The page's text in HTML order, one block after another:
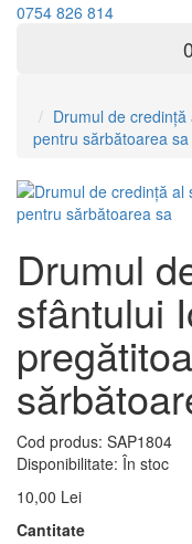
0754 826 814
0
Drumul de
pentru sărbătoarea sa
Drumul
sfântului
Cod produs: SAP1804
Disponibilitate: În stoc
10,00 Lei
Cantitate